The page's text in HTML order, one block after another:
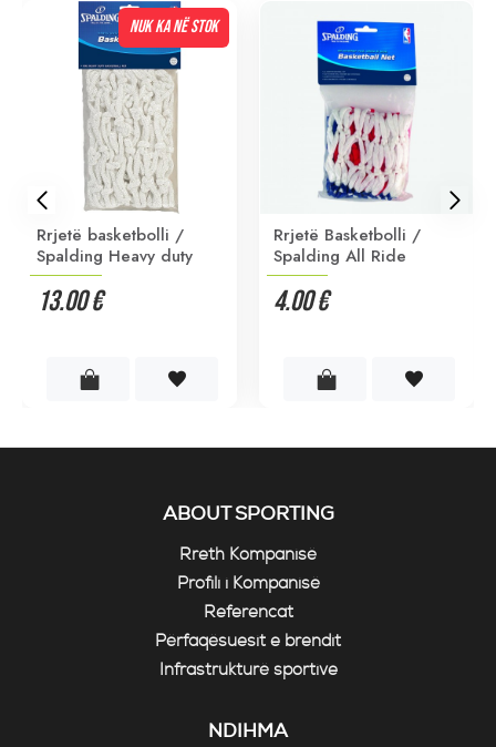
NUK KA NË STOK
Rrjetë basketbolli /
Spalding Heavy duty
13.00 €
Rrjetë Basketbolli /
Spalding All Ride
4.00 €
ABOUT SPORTING
Rreth Kompanisë
Profili i Kompanisë
Referencat
Përfaqësuesit e brendit
Infrastrukturë sportive
NDIHMA